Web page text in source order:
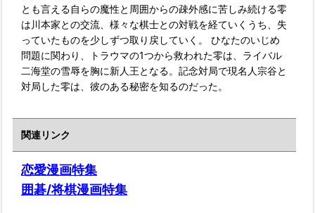
とも言える自らの魔性と周囲からの疎外感に苦しみ続ける零
は川本家との交流、様々な棋士との対戦を経ていくうち、失
っていたものを少しずつ取り戻していく。 ひなたのいじめ
問題に関わり、トラウマの1つから救われた零は、ライバル
二海堂の雪辱を胸に新人王となる。記念対局で現名人宗谷と
対局した零は、彼のある秘密を知るのだった。
関連リンク
恋愛漫画特集
囲碁/将棋漫画特集